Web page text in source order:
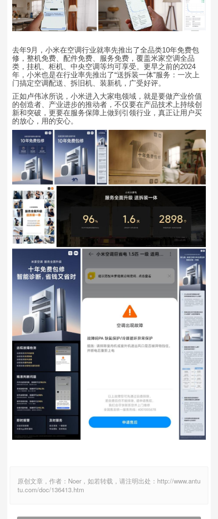
去年9月，小米在空调行业就率先推出了全品类10年免费包
修，整机免费、配件免费、服务免费，覆盖米家空调全品
类，挂机、柜机、中央空调等均可享受。更早之前的2024
年，小米也是在行业率先推出了“送拆装一体”服务：一次上
门搞定空调配送、拆旧机、装新机，广受好评。
正如卢伟冰所说，小米进入大家电领域，就是要做产业价值
的创造者、产业进步的推动者，不仅要在产品技术上持续创
新和突破，更要在服务保障上做到引领行业，真正让用户买
的放心，用的安心。
原创文章，作者：Noer，如若转载，请注明出处：http://www.antu
tu.com/doc/136413.htm